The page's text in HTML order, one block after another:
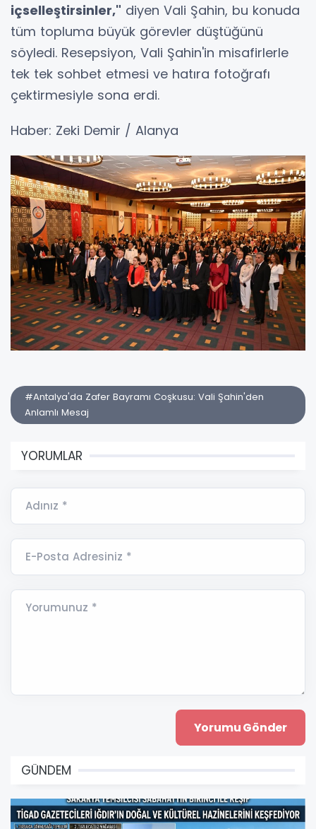
içselleştirsinler," diyen Vali Şahin, bu konuda
tüm topluma büyük görevler düştüğünü
söyledi. Resepsiyon, Vali Şahin'in misafirlerle
tek tek sohbet etmesi ve hatıra fotoğrafı
çektirmesiyle sona erdi.
Haber: Zeki Demir / Alanya
#Antalya'da Zafer Bayramı Coşkusu: Vali Şahin'den
Anlamlı Mesaj
YORUMLAR
Adınız *
E-Posta Adresiniz *
Yorumunuz *
GÜNDEM